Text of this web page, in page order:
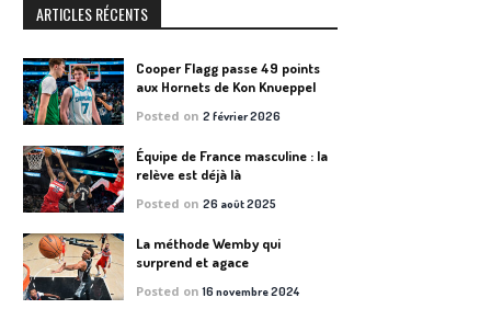
ARTICLES RÉCENTS
Cooper Flagg passe 49 points
aux Hornets de Kon Knueppel
Posted on2 février 2026
Équipe de France masculine : la
relève est déjà là
Posted on26 août 2025
La méthode Wemby qui
surprend et agace
Posted on16 novembre 2024